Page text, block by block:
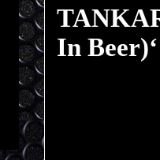
In Beer)‘